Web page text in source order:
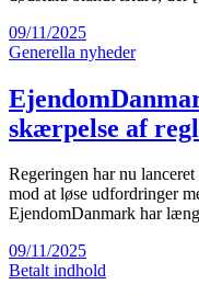
09/11/2025
Generella nyheder
skærpelse af
Regeringen har nu
mod at løse udfordringer
EjendomDanmark har
09/11/2025
Betalt indhold